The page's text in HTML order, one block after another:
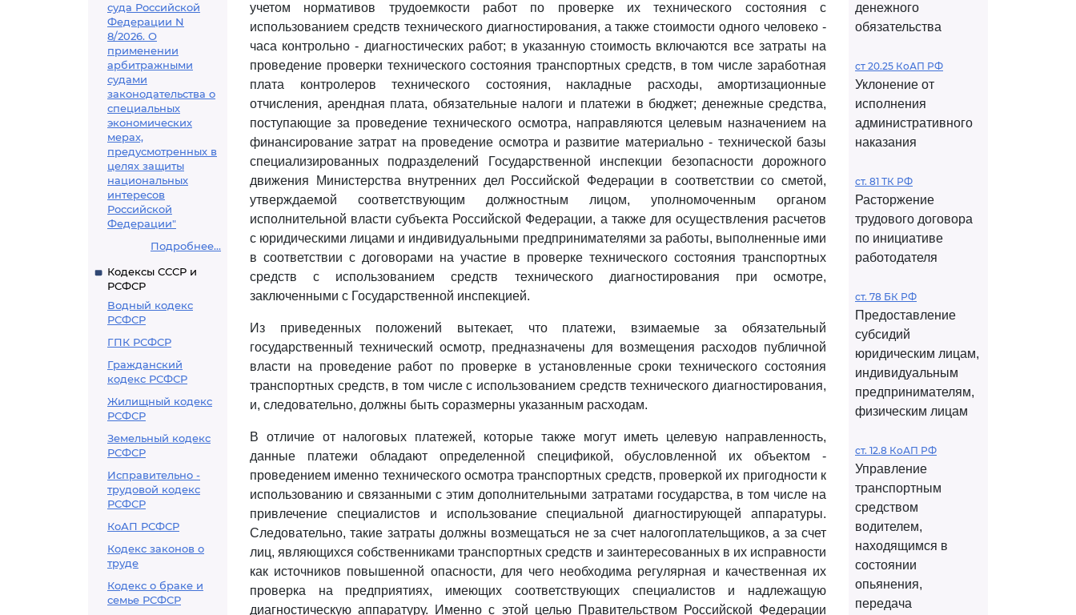
суда Российской
Федерации N
8/2026. О
применении
арбитражными
судами
законодательства о
специальных
экономических
мерах,
предусмотренных в
целях защиты
национальных
интересов
Российской
Федерации"
Подробнее...
Кодексы СССР и
РСФСР
Водный кодекс
РСФСР
ГПК РСФСР
Гражданский
кодекс РСФСР
Жилищный кодекс
РСФСР
Земельный кодекс
РСФСР
Исправительно -
трудовой кодекс
РСФСР
КоАП РСФСР
Кодекс законов о
труде
Кодекс о браке и
семье РСФСР
учетом нормативов трудоемкости работ по проверке их технического состояния с
использованием средств технического диагностирования, а также стоимости одного человеко -
часа контрольно - диагностических работ; в указанную стоимость включаются все затраты на
проведение проверки технического состояния транспортных средств, в том числе заработная
плата контролеров технического состояния, накладные расходы, амортизационные
отчисления, арендная плата, обязательные налоги и платежи в бюджет; денежные средства,
поступающие за проведение технического осмотра, направляются целевым назначением на
финансирование затрат на проведение осмотра и развитие материально - технической базы
специализированных подразделений Государственной инспекции безопасности дорожного
движения Министерства внутренних дел Российской Федерации в соответствии со сметой,
утверждаемой соответствующим должностным лицом, уполномоченным органом
исполнительной власти субъекта Российской Федерации, а также для осуществления расчетов
с юридическими лицами и индивидуальными предпринимателями за работы, выполненные ими
в соответствии с договорами на участие в проверке технического состояния транспортных
средств с использованием средств технического диагностирования при осмотре,
заключенными с Государственной инспекцией.
Из приведенных положений вытекает, что платежи, взимаемые за обязательный
государственный технический осмотр, предназначены для возмещения расходов публичной
власти на проведение работ по проверке в установленные сроки технического состояния
транспортных средств, в том числе с использованием средств технического диагностирования,
и, следовательно, должны быть соразмерны указанным расходам.
В отличие от налоговых платежей, которые также могут иметь целевую направленность,
данные платежи обладают определенной спецификой, обусловленной их объектом -
проведением именно технического осмотра транспортных средств, проверкой их пригодности к
использованию и связанными с этим дополнительными затратами государства, в том числе на
привлечение специалистов и использование специальной диагностирующей аппаратуры.
Следовательно, такие затраты должны возмещаться не за счет налогоплательщиков, а за счет
лиц, являющихся собственниками транспортных средств и заинтересованных в их исправности
как источников повышенной опасности, для чего необходима регулярная и качественная их
проверка на предприятиях, имеющих соответствующих специалистов и надлежащую
диагностическую аппаратуру. Именно с этой целью Правительством Российской Федерации
денежного
обязательства
ст 20.25 КоАП РФ
Уклонение от
исполнения
административного
наказания
ст. 81 ТК РФ
Расторжение
трудового договора
по инициативе
работодателя
ст. 78 БК РФ
Предоставление
субсидий
юридическим лицам,
индивидуальным
предпринимателям,
физическим лицам
ст. 12.8 КоАП РФ
Управление
транспортным
средством
водителем,
находящимся в
состоянии
опьянения,
передача